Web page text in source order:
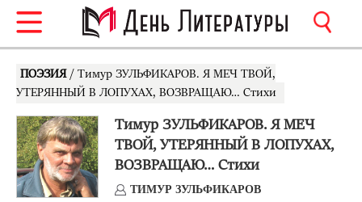
ПОЭЗИЯ / Тимур ЗУЛЬФИКАРОВ. Я МЕЧ ТВОЙ,
УТЕРЯННЫЙ В ЛОПУХАХ, ВОЗВРАЩАЮ… Стихи
Тимур ЗУЛЬФИКАРОВ. Я МЕЧ
ТВОЙ, УТЕРЯННЫЙ В ЛОПУХАХ,
ВОЗВРАЩАЮ… Стихи
ТИМУР ЗУЛЬФИКАРОВ